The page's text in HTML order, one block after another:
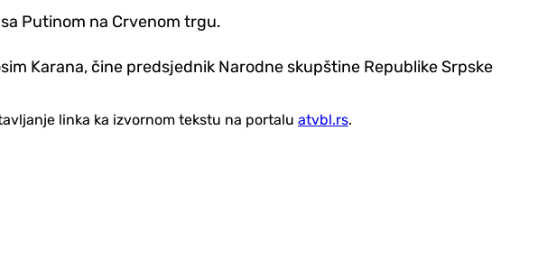
Putinom na Crvenom trgu.
Karana, čine predsjednik Narodne skupštine Republike Srpske
linka ka izvornom tekstu na portalu atvbl.rs.